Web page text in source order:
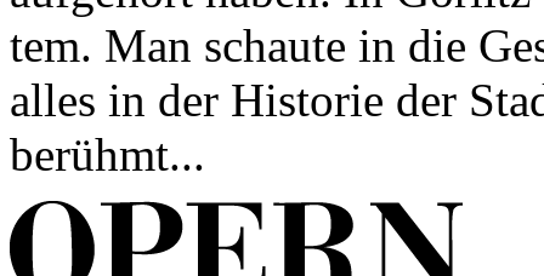
tem. Man schaute in die
alles in der Historie der
be­rühmt...